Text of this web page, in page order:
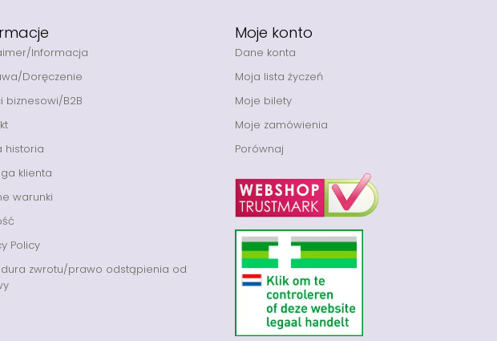
Informacja
Doręczenie
biznesowi/B2B
historia
klienta
warunki
Policy
zwrotu/prawo odstąpienia od
Moje konto
Dane konta
Moja lista życzeń
Moje bilety
Moje zamówienia
Porównaj